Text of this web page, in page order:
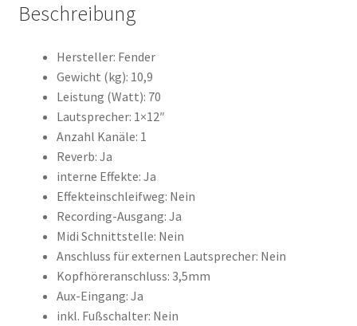
Beschreibung
Hersteller: Fender
Gewicht (kg): 10,9
Leistung (Watt): 70
Lautsprecher: 1×12″
Anzahl Kanäle: 1
Reverb: Ja
interne Effekte: Ja
Effekteinschleifweg: Nein
Recording-Ausgang: Ja
Midi Schnittstelle: Nein
Anschluss für externen Lautsprecher: Nein
Kopfhöreranschluss: 3,5mm
Aux-Eingang: Ja
inkl. Fußschalter: Nein